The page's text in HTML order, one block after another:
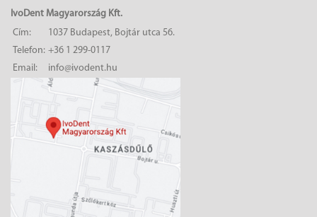
IvoDent Magyarország Kft.
Cím:
1037 Budapest, Bojtár utca 56.
Telefon: +36 1 299-0117
Email:
info@ivodent.hu